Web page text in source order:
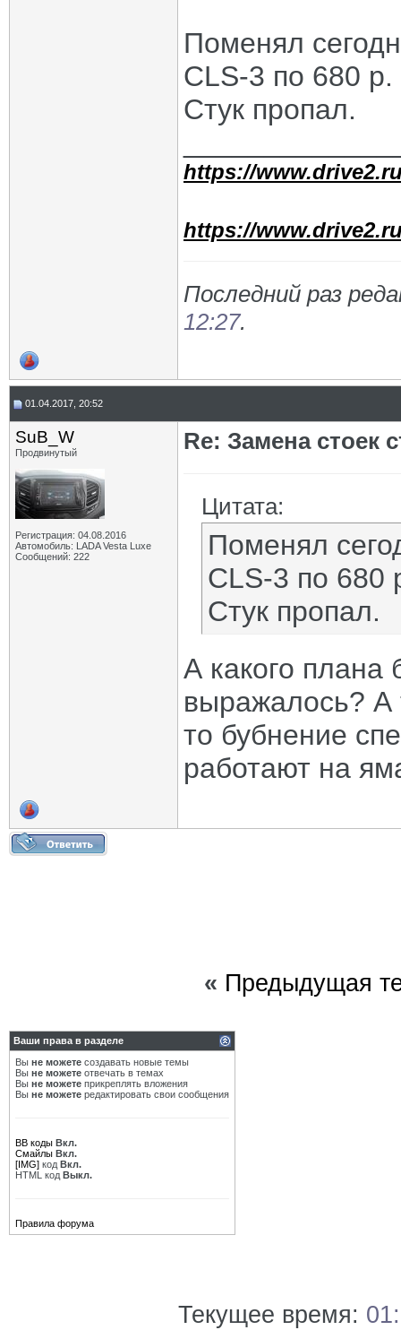
Поменял
CLS-3 по 680 р.
Стук пропал.
https://
https://
Последний раз
12:27.
01.04.2017, 20:52
SuB_W
Продвинутый
Регистрация: 04.08.2016
Автомобиль: LADA Vesta Luxe
Сообщений: 222
Re: Замена стоек
Цитата:
Поменял
CLS-3 по 680
Стук пропал.
А какого плана
выражалось? А
то бубнение
работают на
« Предыдущая
Ваши права в разделе
Вы не можете создавать новые темы
Вы не можете отвечать в темах
Вы не можете прикреплять вложения
Вы не можете редактировать свои сообщения
BB коды Вкл.
Смайлы Вкл.
[IMG] код Вкл.
HTML код Выкл.
Правила форума
Текущее время: